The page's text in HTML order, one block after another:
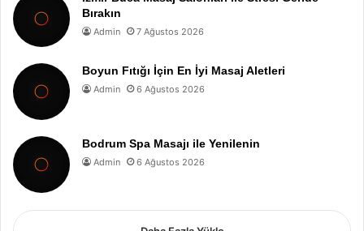
Bırakın
Admin 7 Ağustos 2026
Boyun Fıtığı İçin En İyi Masaj Aletleri
Admin 6 Ağustos 2026
Bodrum Spa Masajı ile Yenilenin
Admin 6 Ağustos 2026